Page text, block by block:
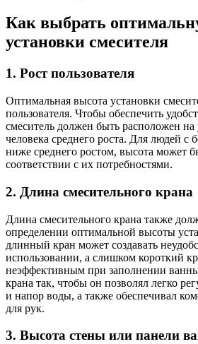
Как выбрать
установки смесителя
1. Рост пользователя
Оптимальная высота установки
пользователя. Чтобы обеспечить
смеситель должен быть расположен
человека среднего роста. Для людей с
ниже среднего ростом, высота может
соответствии с их потребностями.
2. Длина смесительного крана
Длина смесительного крана также
определении оптимальной высоты
длинный кран может создавать
использовании, а слишком короткий
неэффективным при заполнении
крана так, чтобы он позволял легко
и напор воды, а также обеспечивал
для рук.
3. Высота стены или панели